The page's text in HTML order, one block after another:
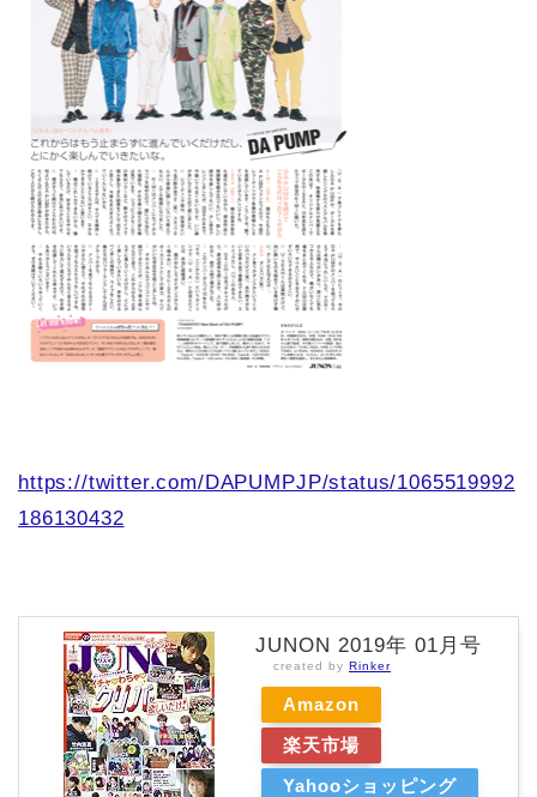
https://twitter.com/DAPUMPJP/status/1065519992
186130432
JUNON 2019年 01月号
created by Rinker
Amazon
楽天市場
Yahooショッピング